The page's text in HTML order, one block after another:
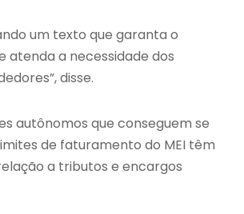
um texto que garanta o
atenda a necessidade dos
disse.
autônomos que conseguem se
de faturamento do MEI têm
a tributos e encargos